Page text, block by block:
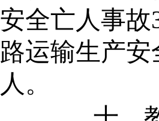
安全亡人事故
路运输生产
人。